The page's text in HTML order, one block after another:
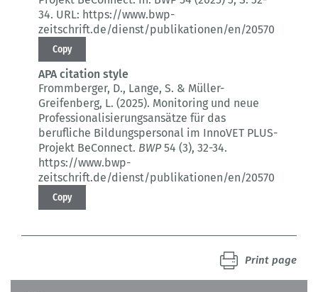
34. URL: https://www.bwp-
zeitschrift.de/dienst/publikationen/en/20570
Copy
APA citation style
Frommberger, D., Lange, S. & Müller-
Greifenberg, L. (2025). Monitoring und neue
Professionalisierungsansätze für das
berufliche Bildungspersonal im InnoVET PLUS-
Projekt BeConnect. BWP54 (3), 32-34.
https://www.bwp-
zeitschrift.de/dienst/publikationen/en/20570
Copy
Print page